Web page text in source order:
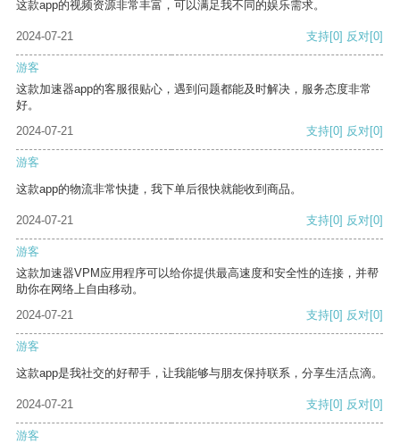
这款app的视频资源非常丰富，可以满足我不同的娱乐需求。
2024-07-21 支持[0] 反对[0]
游客
这款加速器app的客服很贴心，遇到问题都能及时解决，服务态度非常
好。
2024-07-21
支持[0] 反对[0]
游客
这款app的物流非常快捷，我下单后很快就能收到商品。
2024-07-21 支持[0] 反对[0]
游客
这款加速器VPM应用程序可以给你提供最高速度和安全性的连接，并帮
助你在网络上自由移动。
2024-07-21
支持[0] 反对[0]
游客
这款app是我社交的好帮手，让我能够与朋友保持联系，分享生活点滴。
2024-07-21 支持[0] 反对[0]
游客